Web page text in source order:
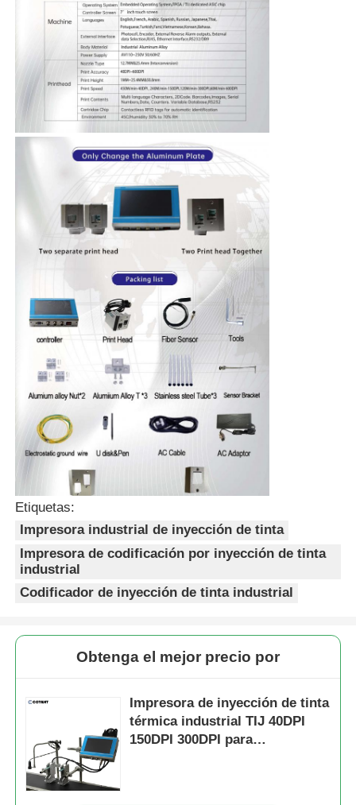
Etiquetas:
Impresora industrial de inyección de tinta
Impresora de codificación por inyección de tinta
industrial
Codificador de inyección de tinta industrial
Obtenga el mejor precio por
Impresora de inyección de tinta
térmica industrial TIJ 40DPI
150DPI 300DPI para